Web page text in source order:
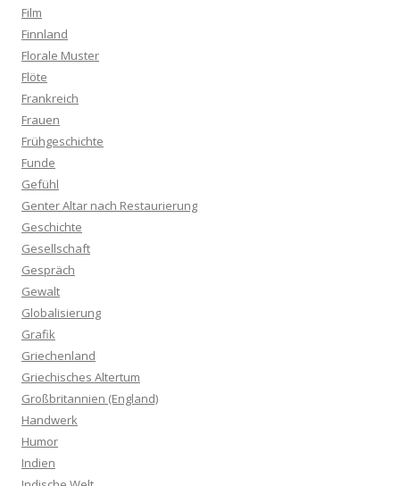
Film
Finnland
Florale Muster
Flöte
Frankreich
Frauen
Frühgeschichte
Funde
Gefühl
Genter Altar nach Restaurierung
Geschichte
Gesellschaft
Gespräch
Gewalt
Globalisierung
Grafik
Griechenland
Griechisches Altertum
Großbritannien (England)
Handwerk
Humor
Indien